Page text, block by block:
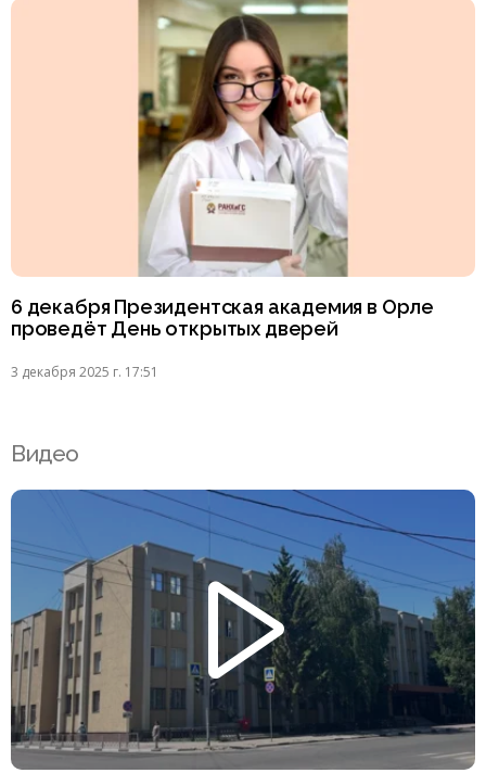
6 декабря Президентская академия в Орле
проведёт День открытых дверей
3 декабря 2025 г. 17:51
Видео